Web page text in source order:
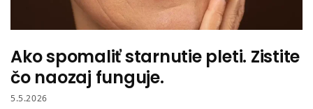
Ako spomaliť starnutie pleti. Zistite
čo naozaj funguje.
5.5.2026